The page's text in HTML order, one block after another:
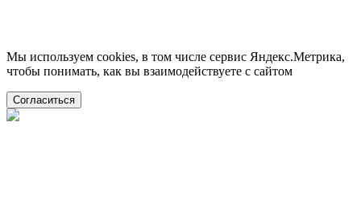
Мы используем cookies, в том числе сервис Яндекс.Метрика,
чтобы понимать, как вы взаимодействуете с сайтом
Согласиться